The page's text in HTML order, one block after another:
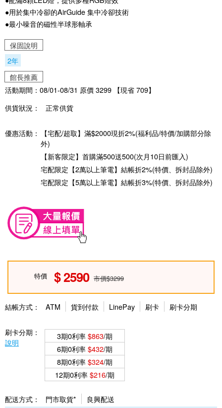
●用於集中冷卻的AirGuide 集中冷卻技術
●最小噪音的磁性半球形軸承
保固說明
2年
館長推薦
活動期間：08/01-08/31 原價 3299 【現省 709】
供貨狀況：
正常供貨
優惠活動：
【宅配/超取】滿$2000現折2%(福利品/特價/加購部分除
外)
【新客限定】首購滿500送500(次月10日前匯入)
宅配限定【2萬以上筆電】結帳折2%(特價、拆封品除外)
宅配限定【5萬以上筆電】結帳折3%(特價、拆封品除外)
特價 2590 市價$3299
結帳方式： ATM 貨到付款 LinePay 刷卡 刷卡分期
刷卡分期：
說明
3期0利率$863/期
6期0利率$432/期
8期0利率$324/期
12期0利率$216/期
配送方式： 門市取貨*
良興配送